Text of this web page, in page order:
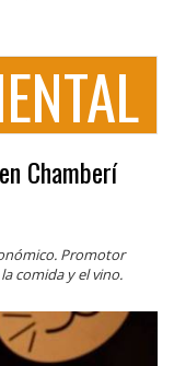
Chamberí
Promotor
comida y el vino.